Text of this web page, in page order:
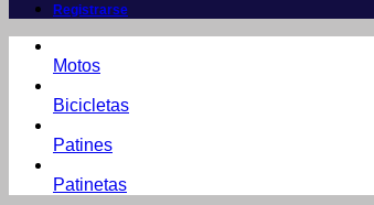
Registrarse
Motos
Bicicletas
Patines
Patinetas